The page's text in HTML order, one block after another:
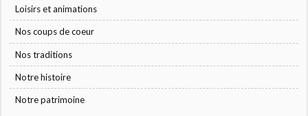
Loisirs et animations
Nos coups de coeur
Nos traditions
Notre histoire
Notre patrimoine